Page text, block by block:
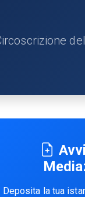
Deposita la tua